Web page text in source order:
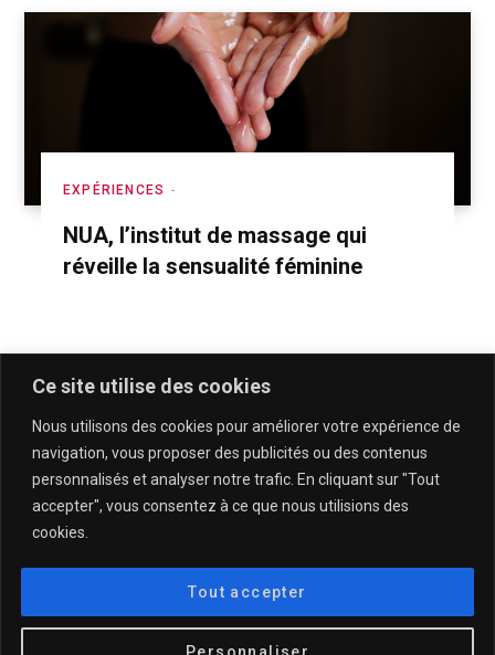
Ce site utilise des cookies
Nous utilisons des cookies pour améliorer votre expérience de
navigation, vous proposer des publicités ou des contenus
personnalisés et analyser notre trafic. En cliquant sur "Tout
accepter", vous consentez à ce que nous utilisions des
cookies.
Personnaliser
Tout accepter
EXPÉRIENCES
NUA, l’institut de massage qui
réveille la sensualité féminine
© 2025 DESCULOTTÉES.FR